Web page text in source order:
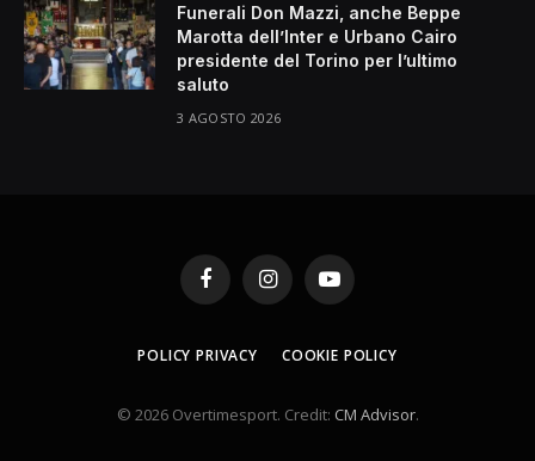
Funerali Don Mazzi, anche Beppe
Marotta dell’Inter e Urbano Cairo
presidente del Torino per l’ultimo
saluto
3 AGOSTO 2026
FacebookInstagramYouTube
POLICY PRIVACY COOKIE POLICY
© 2026 Overtimesport. Credit: CM Advisor.